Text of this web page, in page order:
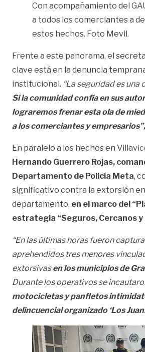
Con acompañamiento del
a todos los comerciantes a
estos hechos. Foto Mevil.
Frente a este panorama, el
clave está en la denuncia
institucional. “La seguridad es
Si la comunidad confía en sus
lograremos frenar esta ola de
a los comerciantes y empresarios”,
En paralelo a los hechos en
Hernando Guerrero Rojas,
Departamento de Policía Meta,
significativo contra la extorsión en
departamento, en el marco del
estrategia “Seguros, Cercanos
“En las últimas horas fueron
aprehendidos tres menores
extorsivasen los municipios de
Durante los operativos se
motocicletas y panfletos
delincuencial organizado ‘Los